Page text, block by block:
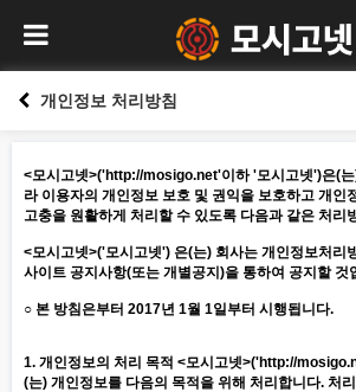
개인정보 처리방침
<모시고넷>('http://mosigo.net'이하 '모시고넷')은(
라 이용자의 개인정보 보호 및 권익을 보호하고 개인
고충을 원활하게 처리할 수 있도록 다음과 같은 처리
<모시고넷>('모시고넷') 은(는) 회사는 개인정보처리
사이트 공지사항(또는 개별공지)을 통하여 공지할 것
○ 본 방침은부터 2017년 1월 1일부터 시행됩니다.
1. 개인정보의 처리 목적 <모시고넷>('http://
(는) 개인정보를 다음의 목적을 위해 처리합니다. 처